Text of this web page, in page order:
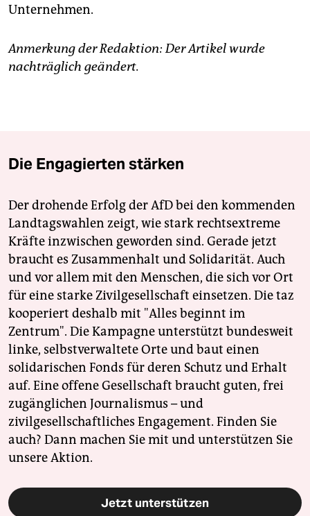
Unternehmen.
Anmerkung der Redaktion: Der Artikel wurde
nachträglich geändert.
Die Engagierten stärken
Der drohende Erfolg der AfD bei den kommenden
Landtagswahlen zeigt, wie stark rechtsextreme
Kräfte inzwischen geworden sind. Gerade jetzt
braucht es Zusammenhalt und Solidarität. Auch
und vor allem mit den Menschen, die sich vor Ort
für eine starke Zivilgesellschaft einsetzen. Die taz
kooperiert deshalb mit "Alles beginnt im
Zentrum". Die Kampagne unterstützt bundesweit
linke, selbstverwaltete Orte und baut einen
solidarischen Fonds für deren Schutz und Erhalt
auf. Eine offene Gesellschaft braucht guten, frei
zugänglichen Journalismus – und
zivilgesellschaftliches Engagement. Finden Sie
auch? Dann machen Sie mit und unterstützen Sie
unsere Aktion.
Jetzt unterstützen